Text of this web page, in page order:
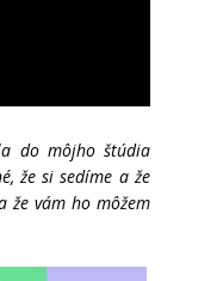
do môjho štúdia
že si sedíme a že
že vám ho môžem